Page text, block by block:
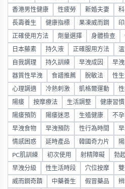
香港男性健康 性疲勞 新婚夫妻
長壽養生 健康指標 果凍威而鋼
正確使用方法 劑量選擇 身體檢查
日本藤素 持久液 正確服用方法
自我調理 持久訓練 早洩成因 早
器質性早洩 食譜推薦 脫敏法 性
心理調適 冷熱刺激 凱格爾運動
陽痿 按摩療法 生活調整 健康習慣
陽痿預防 陽痿迷思 生殖健康 不
早洩食物 早洩預防 性行為時間
情感困惑 延時產品 韓國奇力片
PC肌訓練 初次使用 射精障礙 勃
早洩分級 性生活時段 穴位按摩
威而鋼奇蹟 中藥養生 假冒藥品